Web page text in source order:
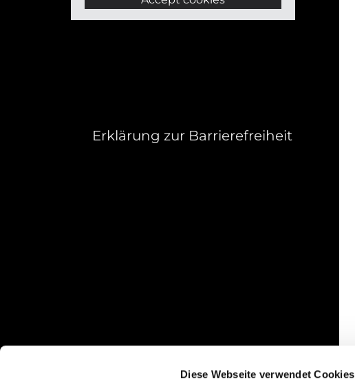
Diese Webseite verwendet Cookies
Erklärung zur Barrierefreiheit